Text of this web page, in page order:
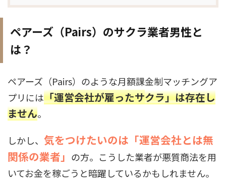
ペアーズ（Pairs）のサクラ業者男性と
は？
ペアーズ（Pairs）のような月額課金制マッチングア
プリには「運営会社が雇ったサクラ」は存在し
ません。
しかし、 気をつけたいのは「運営会社とは無
関係の業者」 の方。こうした業者が悪質商法を用
いてお金を稼ごうと暗躍しているかもしれません。